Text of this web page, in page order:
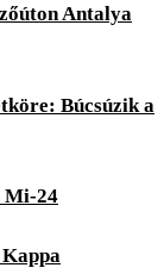
Antalya
Búcsúzik a
Mi-24